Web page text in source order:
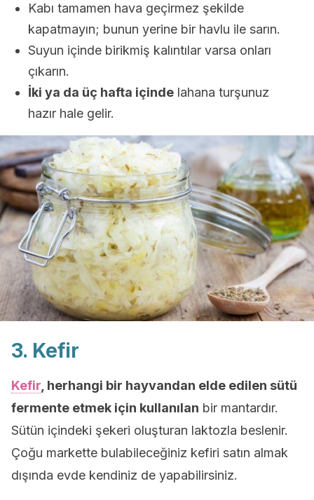
Kabı tamamen hava geçirmez şekilde
kapatmayın; bunun yerine bir havlu ile sarın.
Suyun içinde birikmiş kalıntılar varsa onları
çıkarın.
İki ya da üç hafta içinde lahana turşunuz
hazır hale gelir.
3. Kefir
Kefir , herhangi bir hayvandan elde edilen sütü
fermente etmek için kullanılan bir mantardır.
Sütün içindeki şekeri oluşturan laktozla beslenir.
Çoğu markette bulabileceğiniz kefiri satın almak
dışında evde kendiniz de yapabilirsiniz.